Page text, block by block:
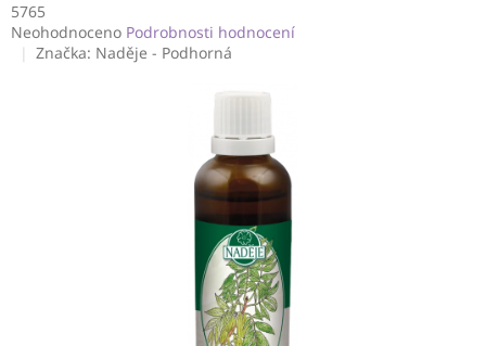
5765
Průměrné
hodnocení
Neohodnoceno Podrobnosti hodnocení
Značka: Naděje - Podhorná